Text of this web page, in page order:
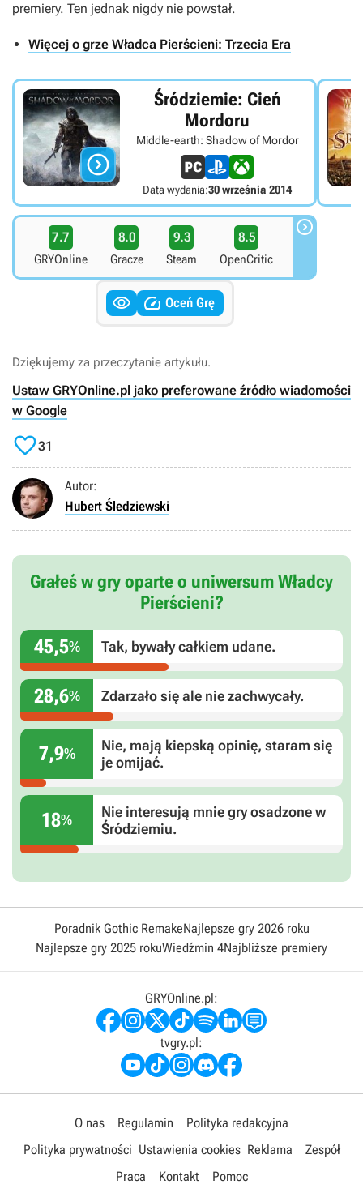
premiery. Ten jednak nigdy nie powstał.
Więcej o grze Władca Pierścieni: Trzecia Era

Śródziemie: Cień
Mordoru
Middle-earth: Shadow of Mordor
Data wydania:30 września 2014
7.7
GRYOnline
8.0
Gracze
9.3
Steam
8.5
OpenCritic

  Oceń Grę
Dziękujemy za przeczytanie artykułu.
Ustaw GRYOnline.pl jako preferowane źródło wiadomości
w Google
31
Autor:
Hubert Śledziewski
Grałeś w gry oparte o uniwersum Władcy
Pierścieni?
45,5% Tak, bywały całkiem udane.
28,6% Zdarzało się ale nie zachwycały.
7,9%
Nie, mają kiepską opinię, staram się
je omijać.
18%
Nie interesują mnie gry osadzone w
Śródziemiu.
Poradnik Gothic RemakeNajlepsze gry 2026 roku
Najlepsze gry 2025 rokuWiedźmin 4Najbliższe premiery
GRYOnline.pl:
tvgry.pl:
O nas Regulamin
Polityka redakcyjna
Polityka prywatności Ustawienia cookies Reklama
Zespół
Praca
Kontakt Pomoc